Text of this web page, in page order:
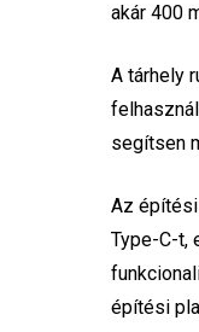
akár 400
A tárhely
segítsen
Az építési
Type-C-t,
építési